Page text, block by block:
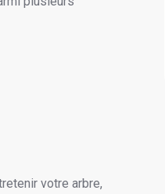
votre arbre,